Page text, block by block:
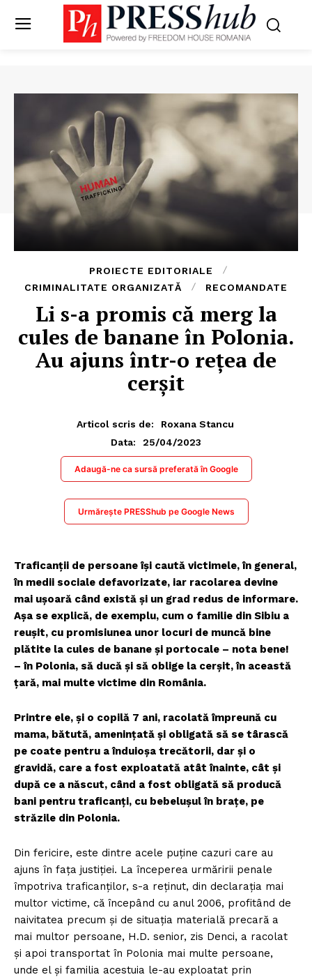
PROIECTE EDITORIALE
CRIMINALITATE ORGANIZATĂ
RECOMANDATE
Li s-a promis că merg la
cules de banane în Polonia.
Au ajuns într-o rețea de
cerșit
Articol scris de:
Roxana Stancu
Data:
25/04/2023
Adaugă-ne ca sursă preferată în Google
Urmărește PRESShub pe Google News
Traficanții de persoane își caută victimele, în general,
în medii sociale defavorizate, iar racolarea devine
mai ușoară când există și un grad redus de informare.
Așa se explică, de exemplu, cum o familie din Sibiu a
reușit, cu promisiunea unor locuri de muncă bine
plătite la cules de banane și portocale – nota bene!
– în Polonia, să ducă și să oblige la cerșit, în această
țară, mai multe victime din România.
Printre ele, și o copilă 7 ani, racolată împreună cu
mama, bătută, amenințată și obligată să se târască
pe coate pentru a înduioșa trecătorii, dar și o
gravidă, care a fost exploatată atât înainte, cât și
după ce a născut, când a fost obligată să producă
bani pentru traficanți, cu bebelușul în brațe, pe
străzile din Polonia.
Din fericire, este dintre acele puține cazuri care au
ajuns în fața justiției. La începerea urmăririi penale
împotriva traficanților, s-a reținut, din declarația mai
multor victime, că începând cu anul 2006, profitând de
naivitatea precum și de situația materială precară a
mai multor persoane, H.D. senior, zis Denci, a racolat
și apoi transportat în Polonia mai multe persoane,
unde el și familia acestuia le-au exploatat prin